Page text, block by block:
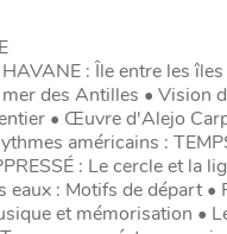
: Île entre les
des Antilles • Vision
• Œuvre d'Alejo
américains :
: Le cercle et la
eaux : Motifs de départ •
et mémorisation •